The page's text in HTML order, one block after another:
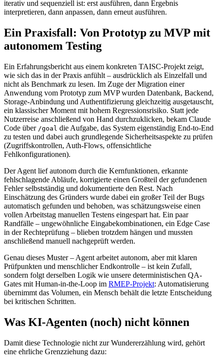
iterativ und sequenziell ist: erst ausführen, dann Ergebnis
interpretieren, dann anpassen, dann erneut ausführen.
Ein Praxisfall: Von Prototyp zu MVP mit
autonomem Testing
Ein Erfahrungsbericht aus einem konkreten TAISC-Projekt zeigt,
wie sich das in der Praxis anfühlt – ausdrücklich als Einzelfall und
nicht als Benchmark zu lesen. Im Zuge der Migration einer
Anwendung vom Prototyp zum MVP wurden Datenbank, Backend,
Storage-Anbindung und Authentifizierung gleichzeitig ausgetauscht,
ein klassischer Moment mit hohem Regressionsrisiko. Statt jede
Nutzerreise anschließend von Hand durchzuklicken, bekam Claude
Code über /goal die Aufgabe, das System eigenständig End-to-End
zu testen und dabei auch grundlegende Sicherheitsaspekte zu prüfen
(Zugriffskontrollen, Auth-Flows, offensichtliche
Fehlkonfigurationen).
Der Agent lief autonom durch die Kernfunktionen, erkannte
fehlschlagende Abläufe, korrigierte einen Großteil der gefundenen
Fehler selbstständig und dokumentierte den Rest. Nach
Einschätzung des Gründers wurde dabei ein großer Teil der Bugs
automatisch gefunden und behoben, was schätzungsweise einen
vollen Arbeitstag manuellen Testens eingespart hat. Ein paar
Randfälle – ungewöhnliche Eingabekombinationen, ein Edge Case
in der Rechteprüfung – blieben trotzdem hängen und mussten
anschließend manuell nachgeprüft werden.
Genau dieses Muster – Agent arbeitet autonom, aber mit klaren
Prüfpunkten und menschlicher Endkontrolle – ist kein Zufall,
sondern folgt derselben Logik wie unsere deterministischen QA-
Gates mit Human-in-the-Loop im RMEP-Projekt: Automatisierung
übernimmt das Volumen, ein Mensch behält die letzte Entscheidung
bei kritischen Schritten.
Was KI-Agenten (noch) nicht können
Damit diese Technologie nicht zur Wundererzählung wird, gehört
eine ehrliche Grenzziehung dazu: